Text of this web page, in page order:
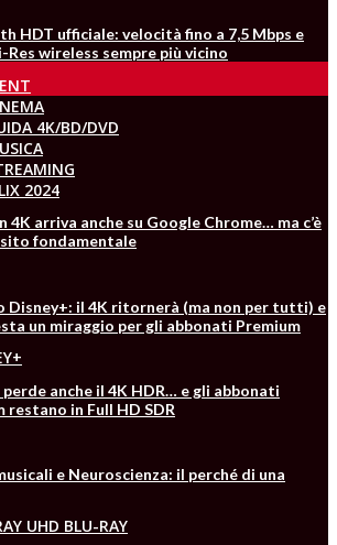
HDT ufficiale: velocità fino a 7,5 Mbps e
Res wireless sempre più vicino
4K/BD/DVD
4K arriva anche su Google Chrome… ma c’è
fondamentale
Disney+: il 4K ritornerà (ma non per tutti) e
un miraggio per gli abbonati Premium
perde anche il 4K HDR… e gli abbonati
restano in Full HD SDR
e Neuroscienza: il perché di una